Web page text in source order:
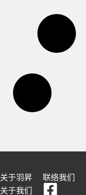
关于羽昇
关于我们
联络我们
F
Y
L
L